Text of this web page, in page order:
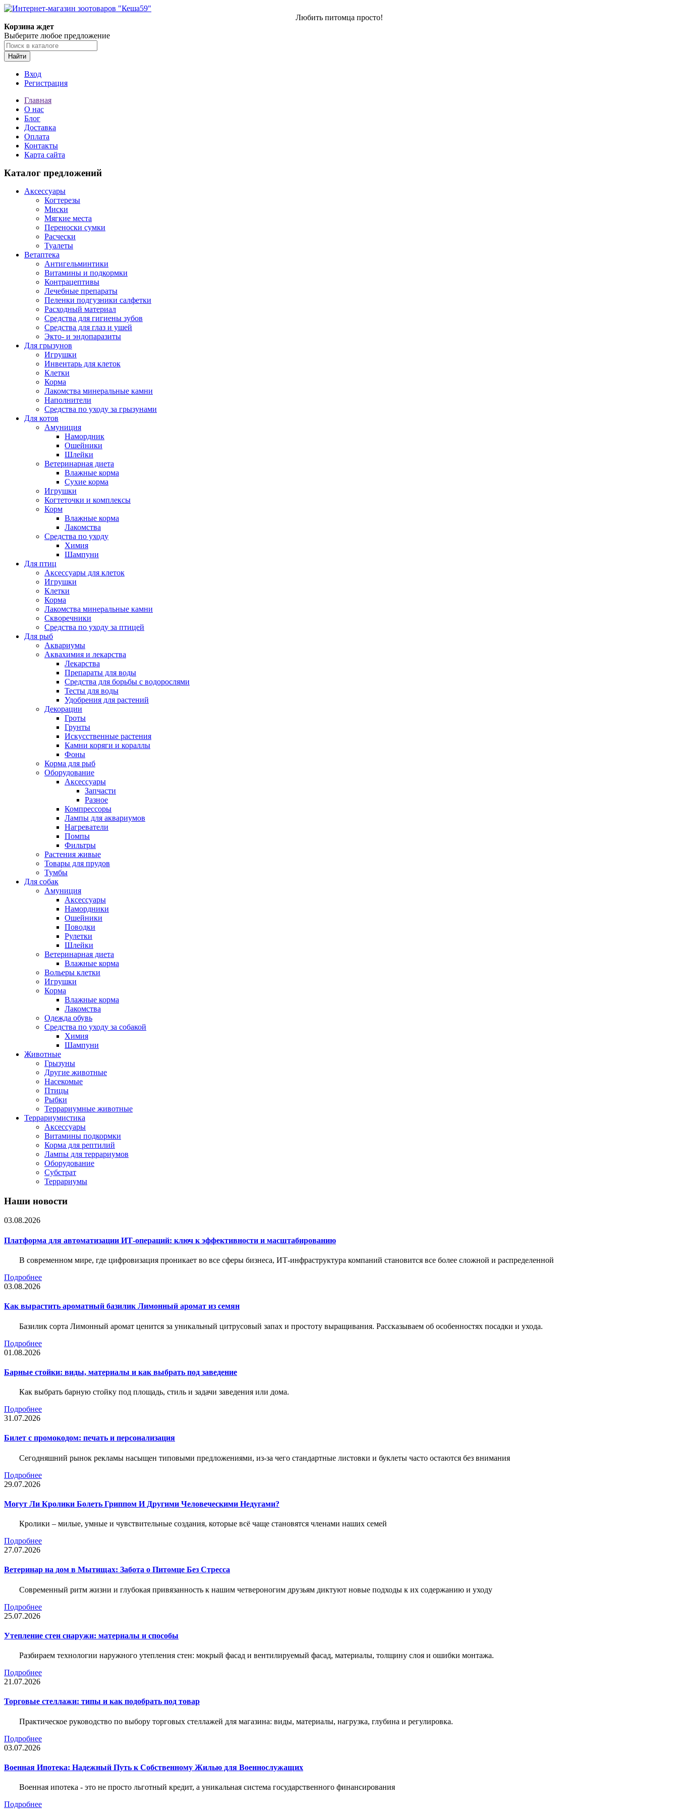
Любить питомца просто!
Корзина ждет
Выберите любое предложение
Найти
Вход
Регистрация
Главная
О нас
Блог
Доставка
Оплата
Контакты
Карта сайта
Каталог предложений
Аксессуары
Когтерезы
Миски
Мягкие места
Переноски сумки
Расчески
Туалеты
Ветаптека
Антигельминтики
Витамины и подкормки
Контрацептивы
Лечебные препараты
Пеленки подгузники салфетки
Расходный материал
Средства для гигиены зубов
Средства для глаз и ушей
Экто- и эндопаразиты
Для грызунов
Игрушки
Инвентарь для клеток
Клетки
Корма
Лакомства минеральные камни
Наполнители
Средства по уходу за грызунами
Для котов
Амуниция
Намордник
Ошейники
Шлейки
Ветеринарная диета
Влажные корма
Сухие корма
Игрушки
Когтеточки и комплексы
Корм
Влажные корма
Лакомства
Средства по уходу
Химия
Шампуни
Для птиц
Аксессуары для клеток
Игрушки
Клетки
Корма
Лакомства минеральные камни
Скворечники
Средства по уходу за птицей
Для рыб
Аквариумы
Аквахимия и лекарства
Лекарства
Препараты для воды
Средства для борьбы с водорослями
Тесты для воды
Удобрения для растений
Декорации
Гроты
Грунты
Искусственные растения
Камни коряги и кораллы
Фоны
Корма для рыб
Оборудование
Аксессуары
Запчасти
Разное
Компрессоры
Лампы для аквариумов
Нагреватели
Помпы
Фильтры
Растения живые
Товары для прудов
Тумбы
Для собак
Амуниция
Аксессуары
Намордники
Ошейники
Поводки
Рулетки
Шлейки
Ветеринарная диета
Влажные корма
Вольеры клетки
Игрушки
Корма
Влажные корма
Лакомства
Одежда обувь
Средства по уходу за собакой
Химия
Шампуни
Животные
Грызуны
Другие животные
Насекомые
Птицы
Рыбки
Террариумные животные
Террариумистика
Аксессуары
Витамины подкормки
Корма для рептилий
Лампы для террариумов
Оборудование
Субстрат
Террариумы
Наши новости
03.08.2026
Платформа для автоматизации ИТ-операций: ключ к эффективности и масштабированию
В современном мире, где цифровизация проникает во все сферы бизнеса, ИТ-инфраструктура компаний становится все более сложной и распределенной
Подробнее
03.08.2026
Как вырастить ароматный базилик Лимонный аромат из семян
Базилик сорта Лимонный аромат ценится за уникальный цитрусовый запах и простоту выращивания. Рассказываем об особенностях посадки и ухода.
Подробнее
01.08.2026
Барные стойки: виды, материалы и как выбрать под заведение
Как выбрать барную стойку под площадь, стиль и задачи заведения или дома.
Подробнее
31.07.2026
Билет c промокодом: печать и персонализация
Сегодняшний рынок рекламы насыщен типовыми предложениями, из-за чего стандартные листовки и буклеты часто остаются без внимания
Подробнее
29.07.2026
Могут Ли Кролики Болеть Гриппом И Другими Человеческими Недугами?
Кролики – милые, умные и чувствительные создания, которые всё чаще становятся членами наших семей
Подробнее
27.07.2026
Ветеринар на дом в Мытищах: Забота о Питомце Без Стресса
Современный ритм жизни и глубокая привязанность к нашим четвероногим друзьям диктуют новые подходы к их содержанию и уходу
Подробнее
25.07.2026
Утепление стен снаружи: материалы и способы
Разбираем технологии наружного утепления стен: мокрый фасад и вентилируемый фасад, материалы, толщину слоя и ошибки монтажа.
Подробнее
21.07.2026
Торговые стеллажи: типы и как подобрать под товар
Практическое руководство по выбору торговых стеллажей для магазина: виды, материалы, нагрузка, глубина и регулировка.
Подробнее
03.07.2026
Военная Ипотека: Надежный Путь к Собственному Жилью для Военнослужащих
Военная ипотека - это не просто льготный кредит, а уникальная система государственного финансирования
Подробнее